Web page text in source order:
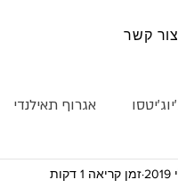
צור קשר
אגרוף תאילנדי
עצמית קראטה זמן קריאה 1 דקות